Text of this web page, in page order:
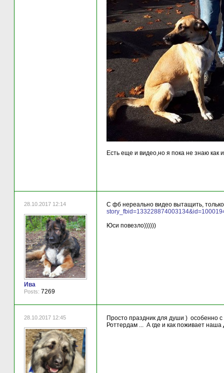
Есть еще и видео,но я пока не знаю как
28.10.2017 12:14
Ива
Posts: 7269
С фб нереально видео вытащить,
Юси повезло))))))
28.10.2017 12:45
Просто праздник для души ) особенно с
Роттердам ... А где и как поживает наша